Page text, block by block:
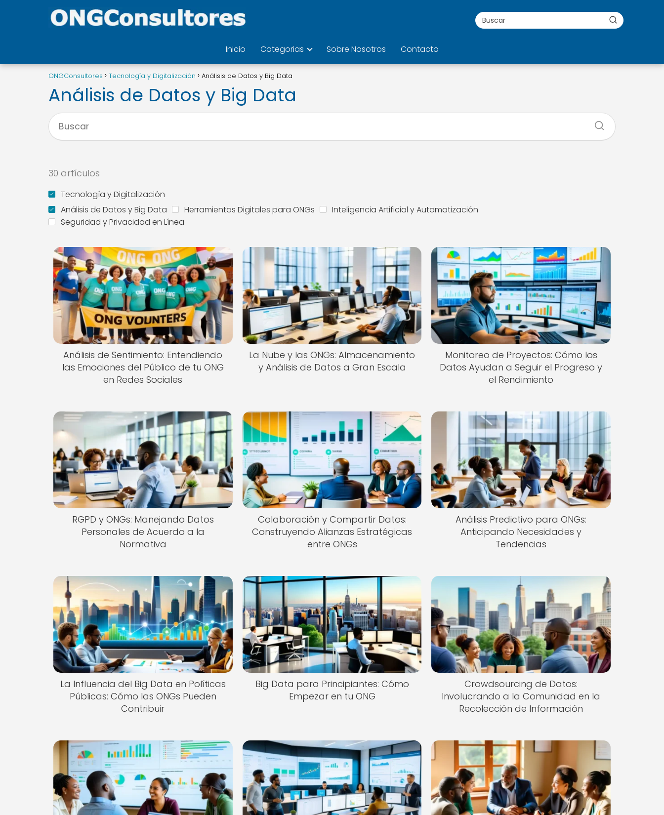
Inicio Categorias Sobre Nosotros Contacto
ONGConsultores Tecnología y Digitalización Análisis de Datos y Big Data
Análisis de Datos y Big Data
30 artículos
Tecnología y Digitalización
Análisis de Datos y Big Data
Herramientas Digitales para ONGs
Inteligencia Artificial y Automatización
Seguridad y Privacidad en Línea
Análisis de Sentimiento: Entendiendo
las Emociones del Público de tu ONG
en Redes Sociales
La Nube y las ONGs: Almacenamiento
y Análisis de Datos a Gran Escala
Monitoreo de Proyectos: Cómo los
Datos Ayudan a Seguir el Progreso y
el Rendimiento
RGPD y ONGs: Manejando Datos
Personales de Acuerdo a la
Normativa
Colaboración y Compartir Datos:
Construyendo Alianzas Estratégicas
entre ONGs
Análisis Predictivo para ONGs:
Anticipando Necesidades y
Tendencias
La Influencia del Big Data en Políticas
Públicas: Cómo las ONGs Pueden
Contribuir
Big Data para Principiantes: Cómo
Empezar en tu ONG
Crowdsourcing de Datos:
Involucrando a la Comunidad en la
Recolección de Información